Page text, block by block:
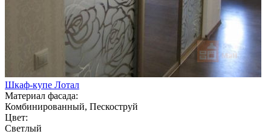
Шкаф-купе Лотал
Материал фасада:
Комбинированный, Пескоструй
Цвет:
Светлый